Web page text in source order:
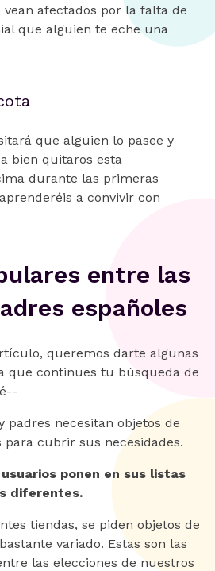
vean afectados por la falta de
que alguien te eche una
que alguien lo pasee y
bien quitaros esta
durante las primeras
a convivir con
entre las
españoles
queremos darte algunas
que continues tu búsqueda de
padres necesitan objetos de
cubrir sus necesidades.
ponen en sus listas
diferentes.
tiendas, se piden objetos de
variado. Estas son las
las elecciones de nuestros